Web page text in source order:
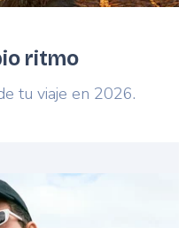
ritmo
tu viaje en 2026.